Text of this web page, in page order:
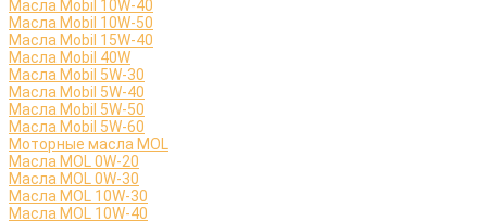
Масла Mobil 10W-40
Масла Mobil 10W-50
Масла Mobil 15W-40
Масла Mobil 40W
Масла Mobil 5W-30
Масла Mobil 5W-40
Масла Mobil 5W-50
Масла Mobil 5W-60
Моторные масла MOL
Масла MOL 0W-20
Масла MOL 0W-30
Масла MOL 10W-30
Масла MOL 10W-40